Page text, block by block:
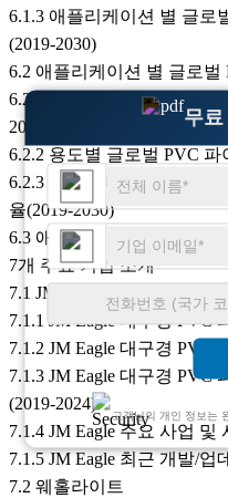
무료
고객님의 개인 정보는
6.1.3 애플리케이션 별 글로
(2019-2030)
6.2 애플리케이션 별 글로벌
6.2.1 애플리케이션 별 글로
2024)
6.2.2 용도별 글로벌 PVC 파
6.2.3 애플리케이션별 글로
율(2019-2030)
6.3 애플리케이션별 글로벌
7개 주요 기업 소개
7.1 JM 이글
7.1.1 JM Eagle 대구경 PVC
7.1.2 JM Eagle 대구경 PVC
7.1.3 JM Eagle 대구경 PVC
(2019-2024)
7.1.4 JM Eagle 주요 사업 및
7.1.5 JM Eagle 최근 개발/업
7.2 웨홀라이트